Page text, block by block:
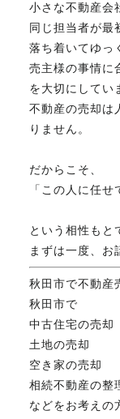
小さな不動産会
同じ担当者が最
落ち着いてゆっ
売主様の事情に
を大切にしてい
不動産の売却は
りません。
だからこそ、
「この人に任せ
という相性もと
まずは一度、お
秋田市で不動産
秋田市で
中古住宅の売却
土地の売却
空き家の売却
相続不動産の整
などをお考えの